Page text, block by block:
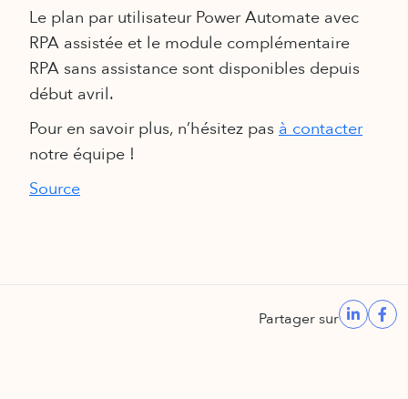
Le plan par utilisateur Power Automate avec
RPA assistée et le module complémentaire
RPA sans assistance sont disponibles depuis
début avril.
Pour en savoir plus, n’hésitez pas à contacter
notre équipe !
Source
Partager sur